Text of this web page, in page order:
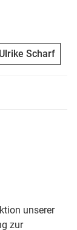
Ulrike Scharf
unserer
zur